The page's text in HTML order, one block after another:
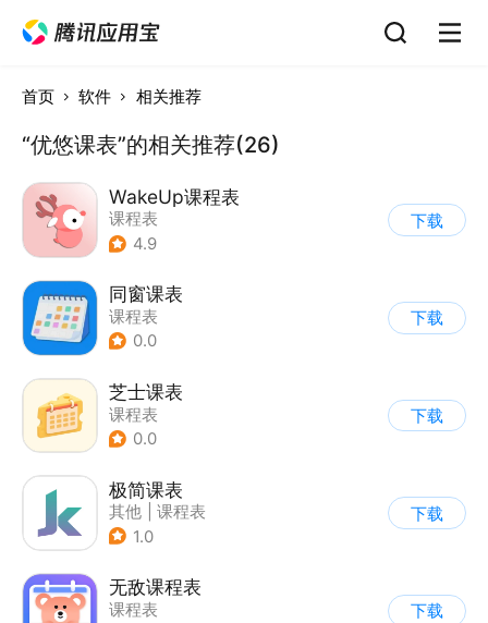
首页 软件 相关推荐
“优悠课表”的相关推荐(26)
WakeUp课程表
课程表
4.9
下载
同窗课表
课程表
0.0
下载
芝士课表
课程表
0.0
下载
极简课表
其他
课程表
1.0
下载
无敌课程表
课程表
下载